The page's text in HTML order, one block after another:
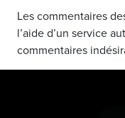
Les commentaires
l’aide d’un service
commentaires